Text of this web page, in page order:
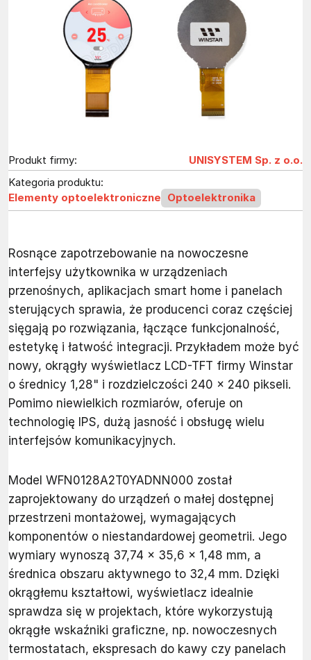
Produkt firmy:
UNISYSTEM Sp. z o.o.
Kategoria produktu:
Elementy optoelektroniczne Optoelektronika
Rosnące zapotrzebowanie na nowoczesne
interfejsy użytkownika w urządzeniach
przenośnych, aplikacjach smart home i panelach
sterujących sprawia, że producenci coraz częściej
sięgają po rozwiązania, łączące funkcjonalność,
estetykę i łatwość integracji. Przykładem może być
nowy, okrągły wyświetlacz LCD-TFT firmy Winstar
o średnicy 1,28" i rozdzielczości 240 x 240 pikseli.
Pomimo niewielkich rozmiarów, oferuje on
technologię IPS, dużą jasność i obsługę wielu
interfejsów komunikacyjnych.
Model WFN0128A2T0YADNN000 został
zaprojektowany do urządzeń o małej dostępnej
przestrzeni montażowej, wymagających
komponentów o niestandardowej geometrii. Jego
wymiary wynoszą 37,74 x 35,6 x 1,48 mm, a
średnica obszaru aktywnego to 32,4 mm. Dzięki
okrągłemu kształtowi, wyświetlacz idealnie
sprawdza się w projektach, które wykorzystują
okrągłe wskaźniki graficzne, np. nowoczesnych
termostatach, ekspresach do kawy czy panelach